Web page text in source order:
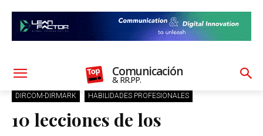
Comunicación
& RR.PP.
DIRCOM-DIRMARK HABILIDADES PROFESIONALES
10 lecciones de los